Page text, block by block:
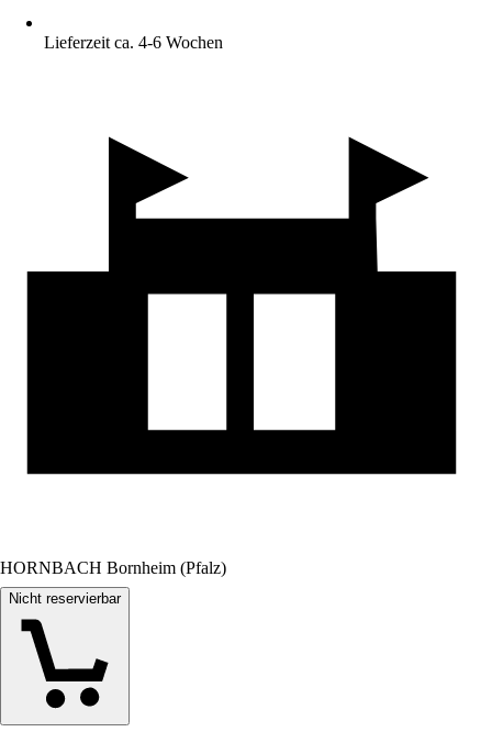
Lieferzeit ca. 4-6 Wochen
HORNBACH Bornheim (Pfalz)
Nicht reservierbar